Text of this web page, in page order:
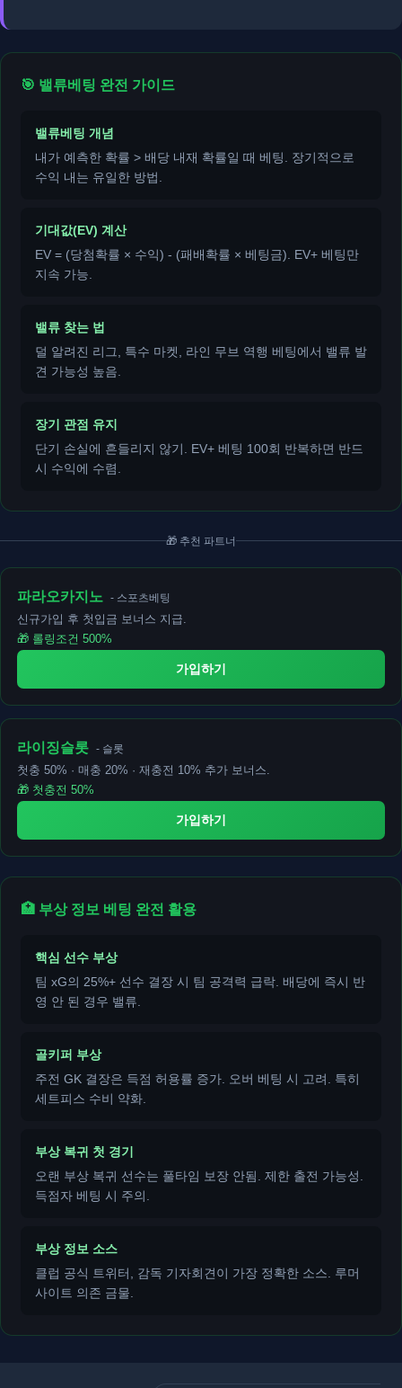
🎯 밸류베팅 완전 가이드
밸류베팅 개념
내가 예측한 확률 > 배당 내재 확률일 때 베팅. 장기적으로
수익 내는 유일한 방법.
기대값(EV) 계산
EV = (당첨확률 × 수익) - (패배확률 × 베팅금). EV+ 베팅만
지속 가능.
밸류 찾는 법
덜 알려진 리그, 특수 마켓, 라인 무브 역행 베팅에서 밸류 발
견 가능성 높음.
장기 관점 유지
단기 손실에 흔들리지 않기. EV+ 베팅 100회 반복하면 반드
시 수익에 수렴.
🎁 추천 파트너
파라오카지노 - 스포츠베팅
신규가입 후 첫입금 보너스 지급.
🎁 롤링조건 500%
가입하기
라이징슬롯 - 슬롯
첫충 50% · 매충 20% · 재충전 10% 추가 보너스.
🎁 첫충전 50%
가입하기
🏥 부상 정보 베팅 완전 활용
핵심 선수 부상
팀 xG의 25%+ 선수 결장 시 팀 공격력 급락. 배당에 즉시 반
영 안 된 경우 밸류.
골키퍼 부상
주전 GK 결장은 득점 허용률 증가. 오버 베팅 시 고려. 특히
세트피스 수비 약화.
부상 복귀 첫 경기
오랜 부상 복귀 선수는 풀타임 보장 안됨. 제한 출전 가능성.
득점자 베팅 시 주의.
부상 정보 소스
클럽 공식 트위터, 감독 기자회견이 가장 정확한 소스. 루머
사이트 의존 금물.